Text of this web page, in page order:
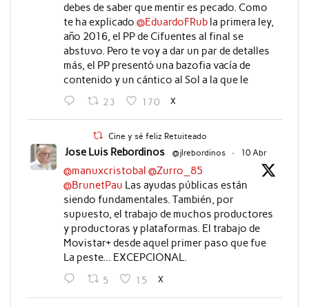
debes de saber que mentir es pecado. Como
te ha explicado @EduardoFRubla primera ley,
año 2016, el PP de Cifuentes al final se
abstuvo. Pero te voy a dar un par de detalles
más, el PP presentó una bazofia vacía de
contenido y un cántico al Sol a la que le
23 170 X
Cine y sé feliz Retuiteado
Jose Luis Rebordinos @jlrebordinos · 10 Abr
@manuxcristobal @Zurro_85
@BrunetPau Las ayudas públicas están
siendo fundamentales. También, por
supuesto, el trabajo de muchos productores
y productoras y plataformas. El trabajo de
Movistar+ desde aquel primer paso que fue
La peste... EXCEPCIONAL.
5 15 X